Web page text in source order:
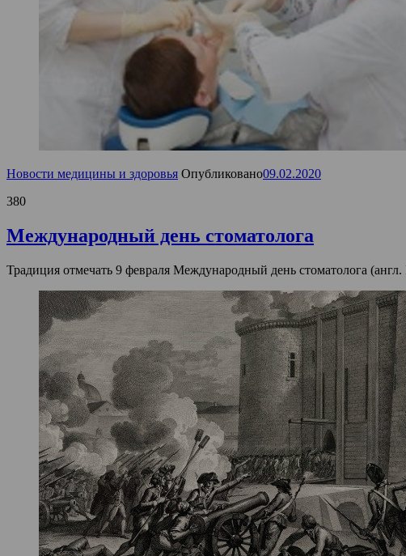
Новости медицины и здоровья Опубликовано09.02.2020
380
Международный день стоматолога
Традиция отмечать 9 февраля Международный день стоматолога